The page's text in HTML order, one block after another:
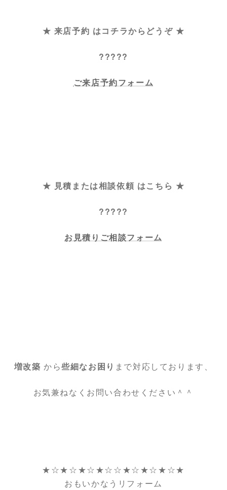
★ 来店予約 はコチラからどうぞ ★
?????
ご来店予約フォーム
★ 見積または相談依頼 はこちら ★
?????
お見積りご相談フォーム
増改築 から些細なお困り まで対応しております、
お気兼ねなくお問い合わせください＾＾
★☆★☆★☆★☆☆★☆★☆★☆★
おもいかなうリフォーム